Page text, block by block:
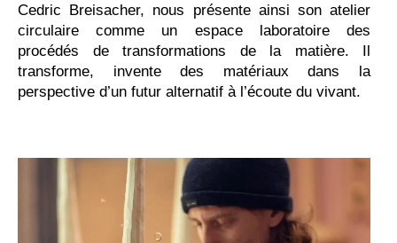
Cedric Breisacher, nous présente ainsi son atelier
circulaire comme un espace laboratoire des
procédés de transformations de la matière. Il
transforme, invente des matériaux dans la
perspective d’un futur alternatif à l’écoute du vivant.